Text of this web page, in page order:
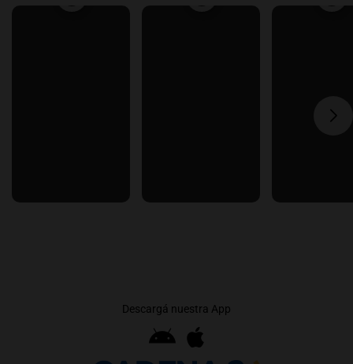
Descargá nuestra App